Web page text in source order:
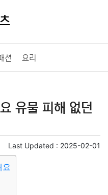
션 요리
유물 피해 없던
Last Updated : 2025-02-01
요